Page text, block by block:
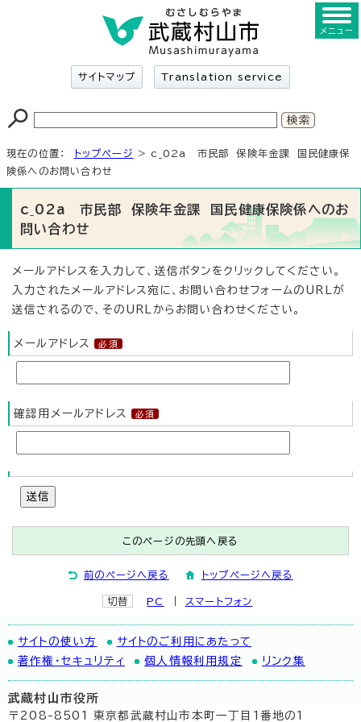
サイトマップ Translation service
メニュー
現在の位置： トップページ
> c_02a 市民部 保険年金課 国民健康保
険係へのお問い合わせ
c_02a 市民部 保険年金課 国民健康保険係へのお
問い合わせ
メールアドレスを入力して、送信ボタンをクリックしてください。
入力されたメールアドレス宛に、お問い合わせフォームのURLが
送信されるので、そのURLからお問い合わせください。
メールアドレス
確認用メールアドレス
送信
このページの先頭へ戻る
前のページへ戻る トップページへ戻る
切替 PC スマートフォン
サイトの使い方
サイトのご利用にあたって
著作権・セキュリティ
個人情報利用規定 リンク集
武蔵村山市役所
〒208-8501 東京都武蔵村山市本町一丁目1番地の1